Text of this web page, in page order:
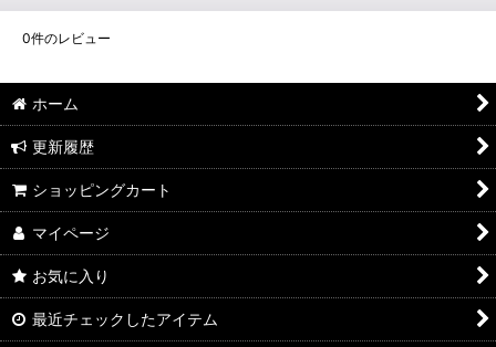
0件のレビュー
ホーム
更新履歴
ショッピングカート
マイページ
お気に入り
最近チェックしたアイテム